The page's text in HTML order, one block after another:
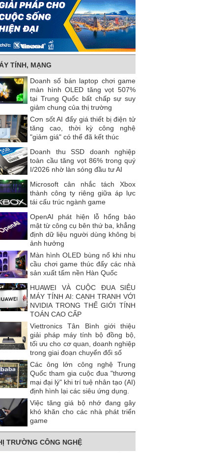
TÍNH, MẠNG
Doanh số bán laptop chơi game
màn hình OLED tăng vọt 507%
tại Trung Quốc bất chấp sự suy
giảm chung của thị trường
Cơn sốt AI đẩy giá thiết bị điện tử
tăng cao, thời kỳ công nghệ
"giảm giá" có thể đã kết thúc
Doanh thu SSD doanh nghiệp
toàn cầu tăng vọt 86% trong quý
I/2026 nhờ làn sóng đầu tư AI
Microsoft cân nhắc tách Xbox
thành công ty riêng giữa áp lực
tái cấu trúc ngành game
OpenAI phát hiện lỗ hổng bảo
mật từ công cụ bên thứ ba, khẳng
định dữ liệu người dùng không bị
ảnh hưởng
Màn hình OLED bùng nổ khi nhu
cầu chơi game thúc đẩy các nhà
sản xuất tấm nền Hàn Quốc
HUAWEI VÀ CUỘC ĐUA SIÊU
MÁY TÍNH AI: CẠNH TRANH VỚI
NVIDIA TRONG THẾ GIỚI TÍNH
TOÁN CAO CẤP
Viettronics Tân Bình giới thiệu
giải pháp máy tính bộ đồng bộ,
tối ưu cho cơ quan, doanh nghiệp
trong giai đoạn chuyển đổi số
Các ông lớn công nghệ Trung
Quốc tham gia cuộc đua "thương
mại đại lý" khi trí tuệ nhân tạo (AI)
định hình lại các siêu ứng dụng.
Việc tăng giá bộ nhớ đang gây
khó khăn cho các nhà phát triển
game
TRƯỜNG CÔNG NGHỆ